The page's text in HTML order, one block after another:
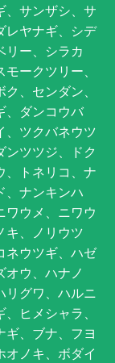
、サンザシ、サ
レヤナギ、シデ
リー、シラカ
ークツリー、
、センダン、
、ダンコウバ
、ツクバネウツ
ツツジ、ドク
、トネリコ、ナ
、ナンキンハ
ワウメ、ニワウ
キ、ノリウツ
ネウツギ、ハゼ
オウ、ハナノ
リグワ、ハルニ
ヒメシャラ、
ギ、ブナ、フヨ
オノキ、ボダイ